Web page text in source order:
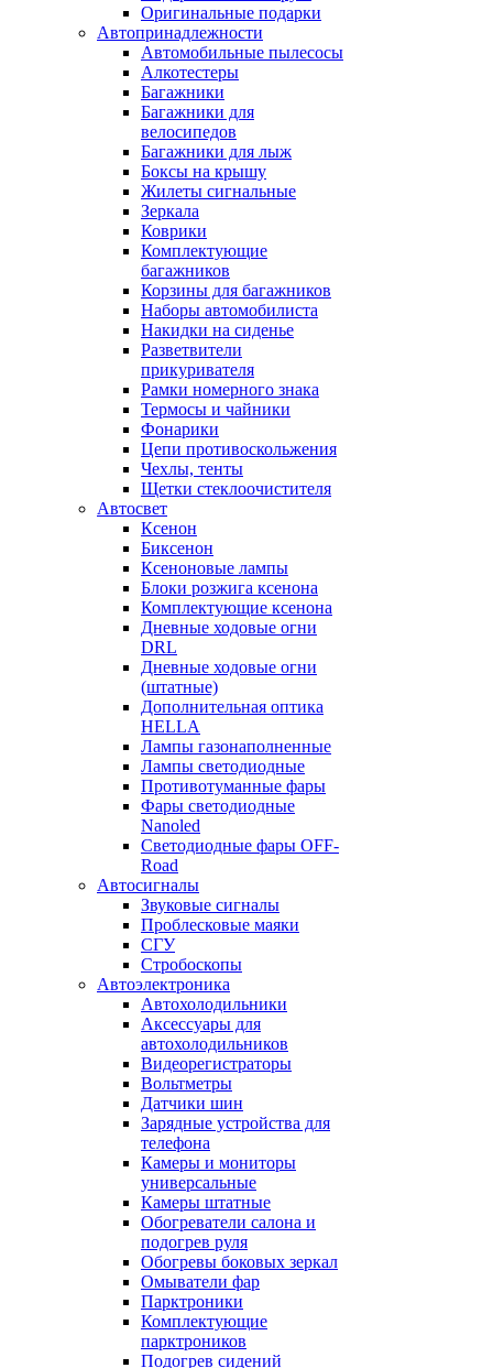
Оригинальные подарки
Автопринадлежности
Автомобильные пылесосы
Алкотестеры
Багажники
Багажники для
велосипедов
Багажники для лыж
Боксы на крышу
Жилеты сигнальные
Зеркала
Коврики
Комплектующие
багажников
Корзины для багажников
Наборы автомобилиста
Накидки на сиденье
Разветвители
прикуривателя
Рамки номерного знака
Термосы и чайники
Фонарики
Цепи противоскольжения
Чехлы, тенты
Щетки стеклоочистителя
Автосвет
Ксенон
Биксенон
Ксеноновые лампы
Блоки розжига ксенона
Комплектующие ксенона
Дневные ходовые огни
DRL
Дневные ходовые огни
(штатные)
Дополнительная оптика
HELLA
Лампы газонаполненные
Лампы светодиодные
Противотуманные фары
Фары светодиодные
Nanoled
Светодиодные фары OFF-
Road
Автосигналы
Звуковые сигналы
Проблесковые маяки
СГУ
Стробоскопы
Автоэлектроника
Автохолодильники
Аксессуары для
автохолодильников
Видеорегистраторы
Вольтметры
Датчики шин
Зарядные устройства для
телефона
Камеры и мониторы
универсальные
Камеры штатные
Обогреватели салона и
подогрев руля
Обогревы боковых зеркал
Омыватели фар
Парктроники
Комплектующие
парктроников
Подогрев сидений